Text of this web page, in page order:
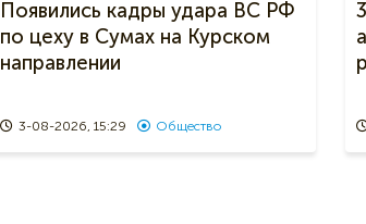
Появились кадры удара ВС РФ
по цеху в Сумах на Курском
направлении
3-08-2026, 15:29 Общество